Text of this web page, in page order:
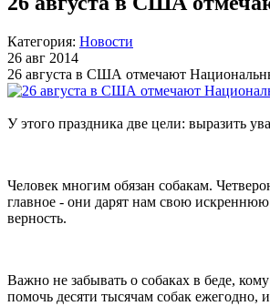
Категория: Новости
26 авг 2014
26 августа в США отмечают
У этого праздника две цели: выразить
Человек многим обязан собакам.
главное - они дарят нам свою искреннюю
верность.
Важно не забывать о собаках в беде,
помочь десяти тысячам собак ежегодно,